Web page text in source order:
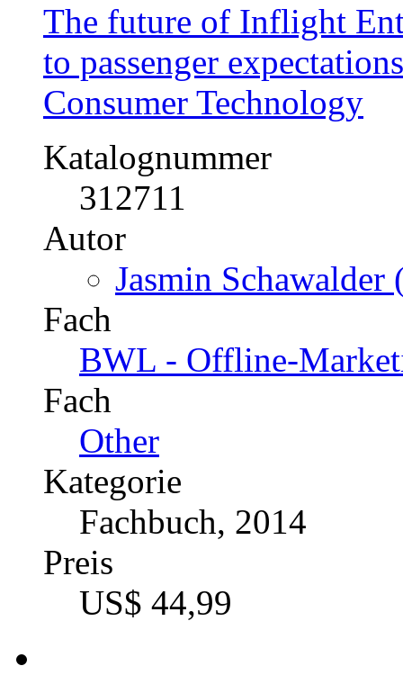
The future of Inflight
to passenger
Consumer Technology
Katalognummer
312711
Autor
Jasmin
Fach
BWL - Offline-
Fach
Other
Kategorie
Fachbuch, 2014
Preis
US$ 44,99